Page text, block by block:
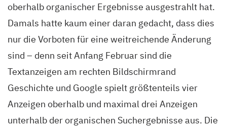
oberhalb organischer Ergebnisse ausgestrahlt hat.
Damals hatte kaum einer daran gedacht, dass dies
nur die Vorboten für eine weitreichende Änderung
sind – denn seit Anfang Februar sind die
Textanzeigen am rechten Bildschirmrand
Geschichte und Google spielt größtenteils vier
Anzeigen oberhalb und maximal drei Anzeigen
unterhalb der organischen Suchergebnisse aus. Die